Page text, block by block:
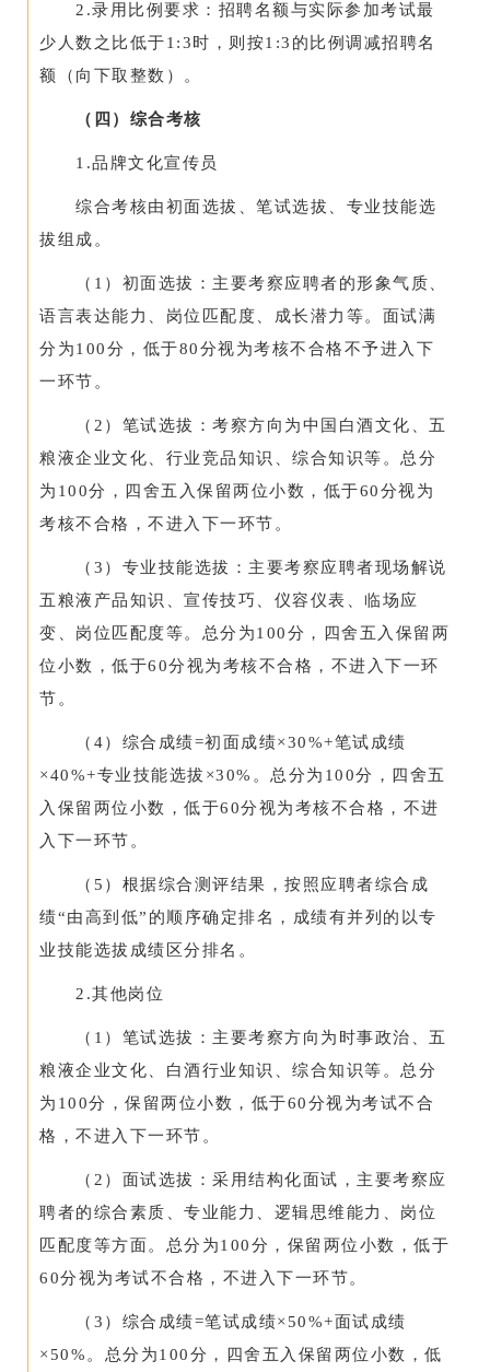
2.录用比例要求：招聘名额与实际参加考试最
少人数之比低于1:3时，则按1:3的比例调减招聘名
额（向下取整数）。
（四）综合考核
1.品牌文化宣传员
综合考核由初面选拔、笔试选拔、专业技能选
拔组成。
（1）初面选拔：主要考察应聘者的形象气质、
语言表达能力、岗位匹配度、成长潜力等。面试满
分为100分，低于80分视为考核不合格不予进入下
一环节。
（2）笔试选拔：考察方向为中国白酒文化、五
粮液企业文化、行业竞品知识、综合知识等。总分
为100分，四舍五入保留两位小数，低于60分视为
考核不合格，不进入下一环节。
（3）专业技能选拔：主要考察应聘者现场解说
五粮液产品知识、宣传技巧、仪容仪表、临场应
变、岗位匹配度等。总分为100分，四舍五入保留两
位小数，低于60分视为考核不合格，不进入下一环
节。
（4）综合成绩=初面成绩×30%+笔试成绩
×40%+专业技能选拔×30%。总分为100分，四舍五
入保留两位小数，低于60分视为考核不合格，不进
入下一环节。
（5）根据综合测评结果，按照应聘者综合成
绩“由高到低”的顺序确定排名，成绩有并列的以专
业技能选拔成绩区分排名。
2.其他岗位
（1）笔试选拔：主要考察方向为时事政治、五
粮液企业文化、白酒行业知识、综合知识等。总分
为100分，保留两位小数，低于60分视为考试不合
格，不进入下一环节。
（2）面试选拔：采用结构化面试，主要考察应
聘者的综合素质、专业能力、逻辑思维能力、岗位
匹配度等方面。总分为100分，保留两位小数，低于
60分视为考试不合格，不进入下一环节。
（3）综合成绩=笔试成绩×50%+面试成绩
×50%。总分为100分，四舍五入保留两位小数，低